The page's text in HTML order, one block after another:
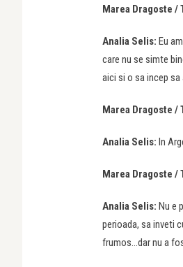
Marea Dragoste /
Analia Selis: Eu
care nu se simte
aici si o sa incep
Marea Dragoste /
Analia Selis: In
Marea Dragoste /
Analia Selis: Nu e
perioada, sa inveti
frumos…dar nu a